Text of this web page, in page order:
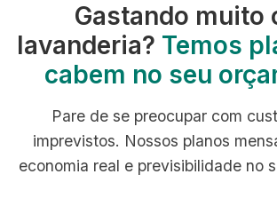
Gastando muito
lavanderia? Temos
cabem no seu
Pare de se preocupar com
imprevistos. Nossos planos
economia real e previsibilidade no